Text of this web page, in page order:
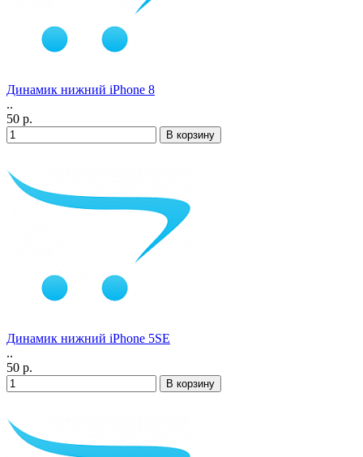
Динамик нижний iPhone 8
..
50 р.
Динамик нижний iPhone 5SE
..
50 р.